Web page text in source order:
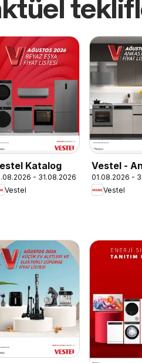
Katalog
- 31.08.2026
Vestel
Vestel -
Ürünler
01.08.2026 -
Vestel